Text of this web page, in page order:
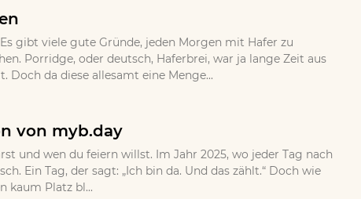
gibt viele gute Gründe, jeden Morgen mit Hafer zu
Porridge, oder deutsch, Haferbrei, war ja lange Zeit aus
Doch da diese allesamt eine Menge...
von myb.day
und wen du feiern willst. Im Jahr 2025, wo jeder Tag nach
Ein Tag, der sagt: „Ich bin da. Und das zählt.“ Doch wie
kaum Platz bl...